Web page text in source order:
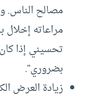
مصالح الناس.
مراعاته
تحسيني إذا
بضروري”.
زيادة العرض